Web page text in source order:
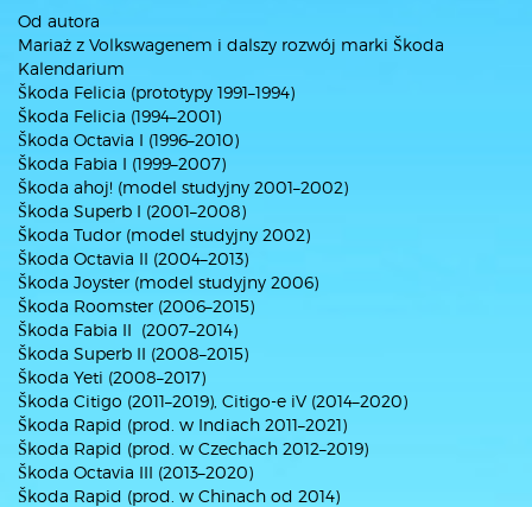
Od autora
Mariaż z Volkswagenem i dalszy rozwój marki Škoda
Kalendarium
Škoda Felicia (prototypy 1991–1994)
Škoda Felicia (1994–2001)
Škoda Octavia I (1996–2010)
Škoda Fabia I (1999–2007)
Škoda ahoj! (model studyjny 2001–2002)
Škoda Superb I (2001–2008)
Škoda Tudor (model studyjny 2002)
Škoda Octavia II (2004–2013)
Škoda Joyster (model studyjny 2006)
Škoda Roomster (2006–2015)
Škoda Fabia II (2007–2014)
Škoda Superb II (2008–2015)
Škoda Yeti (2008–2017)
Škoda Citigo (2011–2019), Citigo-e iV (2014–2020)
Škoda Rapid (prod. w Indiach 2011–2021)
Škoda Rapid (prod. w Czechach 2012–2019)
Škoda Octavia III (2013–2020)
Škoda Rapid (prod. w Chinach od 2014)